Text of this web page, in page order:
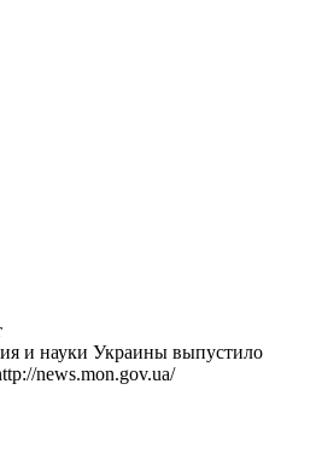
и науки Украины выпустило
news.mon.gov.ua/